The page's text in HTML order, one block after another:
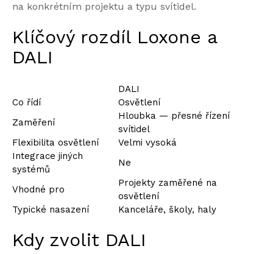
na konkrétním projektu a typu svítidel.
Klíčový rozdíl Loxone a
DALI
DALI
Co řídí
Osvětlení
Zaměření
Hloubka — přesné řízení
svítidel
Flexibilita osvětlení
Velmi vysoká
Integrace jiných
systémů
Ne
Vhodné pro
Projekty zaměřené na
osvětlení
Typické nasazení
Kanceláře, školy, haly
Kdy zvolit DALI